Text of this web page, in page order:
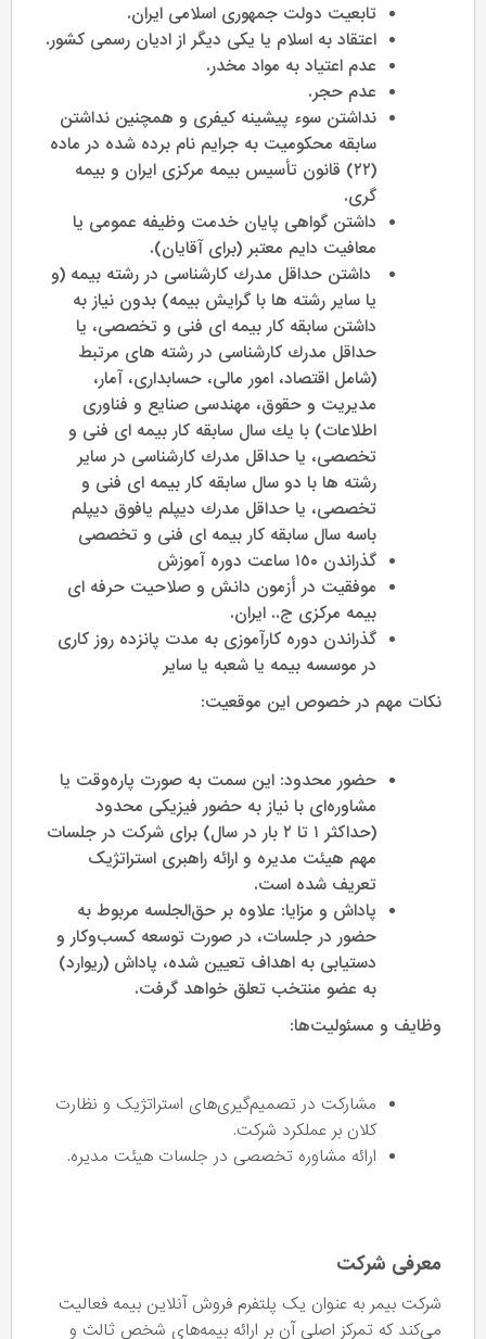
تابعیت دولت جمهوری اسلامی ایران.
اعتقاد به اسلام يا يكى ديگر از اديان رسمى كشور.
عدم اعتياد به مواد مخدر.
عدم حجر.
نداشتن سوء پيشينه كيفرى و همچنين نداشتن
سابقه محكوميت به جرايم نام برده شده در ماده
(٢٢) قانون تأسيس بيمه مركزى ايران و بيمه
گرى.
داشتن گواهى پايان خدمت وظيفه عمومى يا
معافيت دايم معتبر (براى آقايان).
داشتن حداقل مدرك كارشناسى در رشته بيمه (و
يا ساير رشته ها با گرايش بيمه) بدون نياز به
داشتن سابقه كار بيمه اى فنى و تخصصى، يا
حداقل مدرك كارشناسى در رشته هاى مرتبط
(شامل اقتصاد، امور مالى، حسابدارى، آمار،
مديريت و حقوق، مهندسى صنايع و فناورى
اطلاعات) با يك سال سابقه كار بيمه اى فنى و
تخصصى، يا حداقل مدرك كارشناسى در ساير
رشته ها با دو سال سابقه كار بيمه اى فنى و
تخصصى، يا حداقل مدرك ديپلم يافوق ديپلم
باسه سال سابقه كار بيمه اى فنى و تخصصى
گذراندن ١٥٠ ساعت دوره آموزش
موفقيت در أزمون دانش و صلاحيت حرفه اى
بيمه مركزى ج.. ايران.
گذراندن دوره كارآموزى به مدت پانزده روز كارى
در موسسه بيمه يا شعبه يا ساير
نکات مهم در خصوص این موقعیت:
حضور محدود: این سمت به صورت پاره‌وقت یا
مشاوره‌ای با نیاز به حضور فیزیکی محدود
(حداکثر ۱ تا ۲ بار در سال) برای شرکت در جلسات
مهم هیئت مدیره و ارائه راهبری استراتژیک
تعریف شده است.
پاداش و مزایا: علاوه بر حق‌الجلسه مربوط به
حضور در جلسات، در صورت توسعه کسب‌وکار و
دستیابی به اهداف تعیین شده، پاداش (ریوارد)
به عضو منتخب تعلق خواهد گرفت.
وظایف و مسئولیت‌ها:
مشارکت در تصمیم‌گیری‌های استراتژیک و نظارت
کلان بر عملکرد شرکت.
ارائه مشاوره تخصصی در جلسات هیئت مدیره.
معرفی شرکت
شرکت بیمر به عنوان یک پلتفرم فروش آنلاین بیمه فعالیت
می‌کند که تمرکز اصلی آن بر ارائه بیمه‌های شخص ثالث و